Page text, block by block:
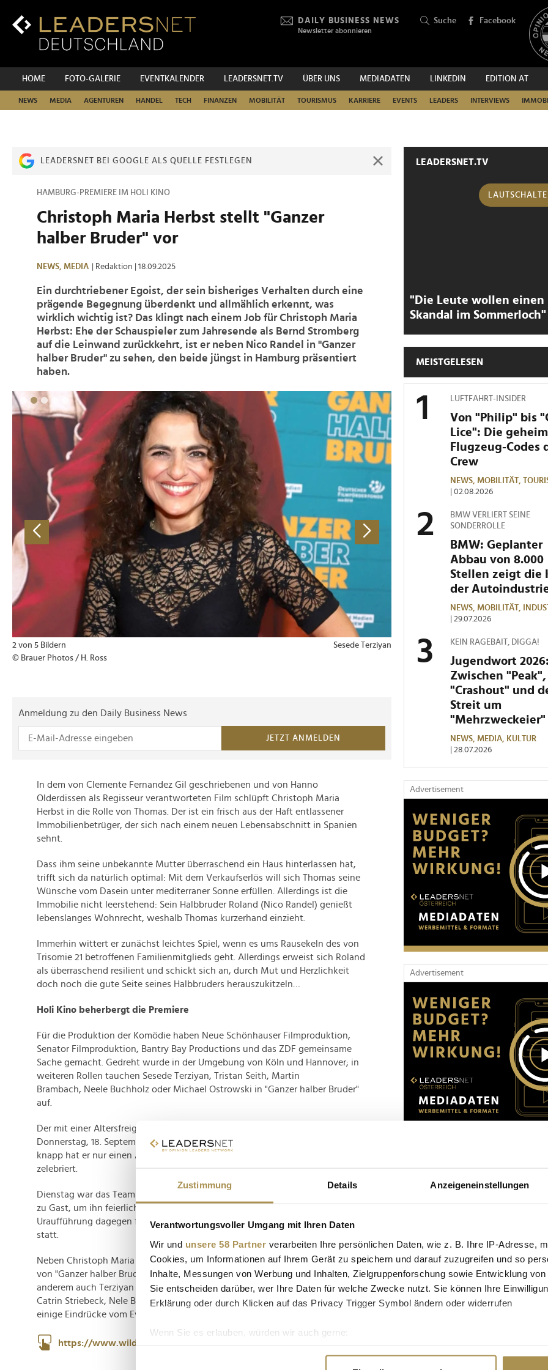
Zustimmung Details Anzeigeneinstellungen
Verantwortungsvoller Umgang mit Ihren Daten
Wir und unsere 58 Partner verarbeiten Ihre persönlichen Daten, wie z. B. Ihre IP-Adresse,
Cookies, um Informationen auf Ihrem Gerät zu speichern und darauf zuzugreifen und so
Inhalte, Messungen von Werbung und Inhalten, Zielgruppenforschung sowie Entwicklung
Sie entscheiden darüber, wer Ihre Daten für welche Zwecke nutzt. Sie können Ihre
Erklärung oder durch Klicken auf das Privacy Trigger Symbol ändern oder widerrufen
Wenn Sie es erlauben, würden wir auch gerne:
Inhalt
DAILY BUSINESS NEWS
Newsletter abonnieren
Suche Facebook
HOME FOTO-GALERIE EVENTKALENDER LEADERSNET.TV ÜBER UNS MEDIADATEN LINKEDIN EDITION AT
NEWS MEDIA AGENTUREN HANDEL TECH FINANZEN MOBILITÄT TOURISMUS KARRIERE EVENTS LEADERS INTERVIEWS
SUCHEN
LEADERSNET BEI GOOGLE ALS QUELLE FESTLEGEN
HAMBURG-PREMIERE IM HOLI KINO
Christoph Maria Herbst stellt "Ganzer
halber Bruder" vor
NEWS, MEDIA | Redaktion | 18.09.2025
Ein durchtriebener Egoist, der sein bisheriges Verhalten durch eine
prägende Begegnung überdenkt und allmählich erkennt, was
wirklich wichtig ist? Das klingt nach einem Job für Christoph Maria
Herbst: Ehe der Schauspieler zum Jahresende als Bernd Stromberg
auf die Leinwand zurückkehrt, ist er neben Nico Randel in "Ganzer
halber Bruder" zu sehen, den beide jüngst in Hamburg präsentiert
haben.
>
2 von 5 Bildern
Sesede Terziyan
© Brauer Photos / H. Ross
3 von 5 Bildern
© Brauer Photos / H. Ross
Anmeldung zu den Daily Business News
JETZT ANMELDEN
In dem von Clemente Fernandez Gil geschriebenen und von Hanno
Olderdissen als Regisseur verantworteten Film schlüpft Christoph Maria
Herbst in die Rolle von Thomas. Der ist ein frisch aus der Haft entlassener
Immobilienbetrüger, der sich nach einem neuen Lebensabschnitt in Spanien
sehnt.
Dass ihm seine unbekannte Mutter überraschend ein Haus hinterlassen hat,
trifft sich da natürlich optimal: Mit dem Verkaufserlös will sich Thomas seine
Wünsche vom Dasein unter mediterraner Sonne erfüllen. Allerdings ist die
Immobilie nicht leerstehend: Sein Halbbruder Roland (Nico Randel) genießt
lebenslanges Wohnrecht, weshalb Thomas kurzerhand einzieht.
Immerhin wittert er zunächst leichtes Spiel, wenn es ums Rausekeln des von
Trisomie 21 betroffenen Familienmitglieds geht. Allerdings erweist sich Roland
als überraschend resilient und schickt sich an, durch Mut und Herzlichkeit
doch noch die gute Seite seines Halbbruders herauszukitzeln…
Holi Kino beherbergt die Premiere
Für die Produktion der Komödie haben Neue Schönhauser Filmproduktion,
Senator Filmproduktion, Bantry Bay Productions und das ZDF gemeinsame
Sache gemacht. Gedreht wurde in der Umgebung von Köln und Hannover; in
weiteren Rollen tauchen Sesede Terziyan, Tristan Seith, Martin
Brambach, Neele Buchholz oder Michael Ostrowski in "Ganzer halber Bruder"
auf.
Der mit einer Altersfreigabe ab 12 Jahren versehene Streifen ist seit
Donnerstag, 18. September bundesweit in den Kinos zu sehen – und kurz vor
knapp hat er nur einen Abend vorher seine Hamburg-Premiere im Holi Kino
zelebriert.
Dienstag war das Team hinter dem Film in Niedersachsens Landeshauptstadt
zu Gast, um ihn feierlich vorzustellen; am Montag gebührte Köln die Ehre. Die
Uraufführung dagegen fand schon im Juli im Rahmen des Filmfest München
statt.
Neben Christoph Maria Herbst und Nico Randel, den beiden Hauptdarstellern
von "Ganzer halber Bruder", gaben sich in der Hansestadt Hamburg unter
anderem auch Terziyan und Buchholz sowie Max Suhr, Christopher Schmidt,
Catrin Striebeck, Nele Buchholz oder Rhea Harder-Vennewald die Ehre –
einige Eindrücke vom Event hält der obige Artikelslider bereit.
https://www.wildbunch-germany.de
LEADERSNET.TV
"Die Leute wollen einen
Skandal im Sommerloch"
MEISTGELESEN
LUFTFAHRT-INSIDER
Von "Philip" bis
Lice": Die
Flugzeug-Codes
Crew
NEWS, MOBILITÄT,
| 02.08.2026
BMW VERLIERT SEINE
SONDERROLLE
BMW: Geplanter
Abbau von 8.000
Stellen zeigt die
der
NEWS, MOBILITÄT,
| 29.07.2026
KEIN RAGEBAIT, DIGGA!
Jugendwort 2026:
Zwischen "Peak",
"Crashout" und
Streit um
"Mehrzweckeier"
NEWS, MEDIA,
KULTUR
| 28.07.2026
Advertisement
Advertisement